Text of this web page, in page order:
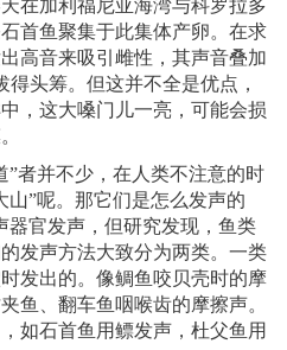
加利福尼亚海湾与科罗拉多
首鱼聚集于此集体产卵。在求
高音来吸引雌性，其声音叠加
得头筹。但这并不全是优点，
，这大嗓门儿一亮，可能会损
并不少，在人类不注意的时
山”呢。那它们是怎么发声的
器官发声，但研究发现，鱼类
发声方法大致分为两类。一类
发出的。像鲷鱼咬贝壳时的摩
鱼、翻车鱼咽喉齿的摩擦声。
如石首鱼用鳔发声，杜父鱼用